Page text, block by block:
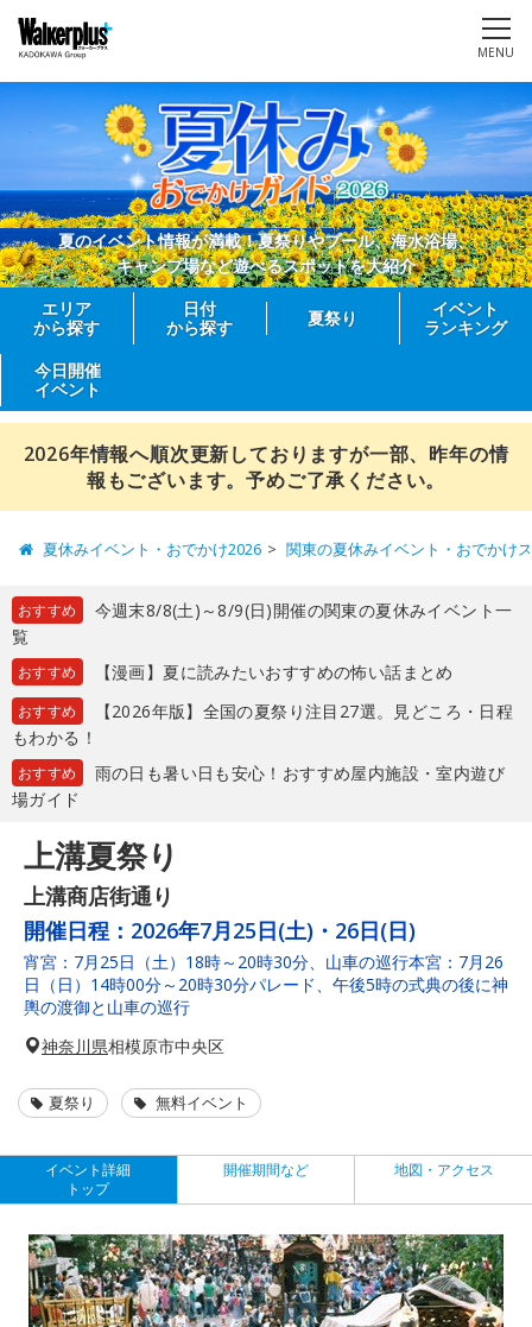
MENU
夏のイベント情報が満載！夏祭りやプール、海水浴場、
キャンプ場など遊べるスポットを大紹介
エリア
から探す
日付
から探す
夏祭り
イベント
ランキング
今日開催
イベント
2026年情報へ順次更新しておりますが一部、昨年の情
報もございます。予めご了承ください。
夏休みイベント・おでかけ2026 関東の夏休みイベント・おでかけ
おすすめ
今週末8/8(土)～8/9(日)開催の関東の夏休みイベント一
覧
おすすめ 【漫画】夏に読みたいおすすめの怖い話まとめ
おすすめ
【2026年版】全国の夏祭り注目27選。見どころ・日程
もわかる！
おすすめ
雨の日も暑い日も安心！おすすめ屋内施設・室内遊び
場ガイド
上溝夏祭り
上溝商店街通り
開催日程： 2026年7月25日(土)・26日(日)
宵宮：7月25日（土）18時～20時30分、山車の巡行本宮：7月26
日（日）14時00分～20時30分パレード、午後5時の式典の後に神
輿の渡御と山車の巡行
神奈川県相模原市中央区
夏祭り 無料イベント
イベント詳細
トップ
開催期間など 地図・アクセス